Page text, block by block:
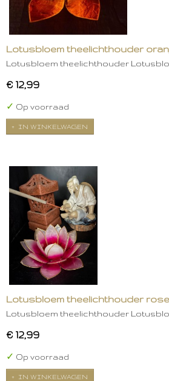
Lotusbloem theelichthouder
Lotusbloem theelichthouder
€ 12,99
✓ Op voorraad
IN WINKELWAGEN
Lotusbloem theelichthouder rose
Lotusbloem theelichthouder
€ 12,99
✓ Op voorraad
IN WINKELWAGEN